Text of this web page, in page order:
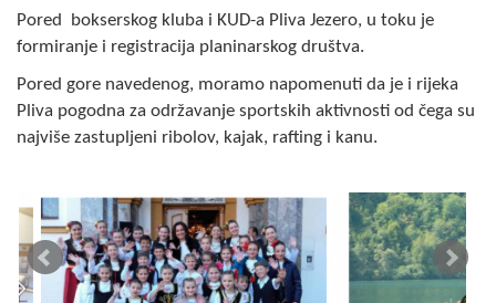
INFO
Vijesti
Aktivnosti
Obavještenja
Zaštita od požara
Pored bokserskog kluba i KUD-a Pliva Jezero, u toku je
formiranje i registracija planinarskog društva.
Pored gore navedenog, moramo napomenuti da je i rijeka
Pliva pogodna za održavanje sportskih aktivnosti od čega su
najviše zastupljeni ribolov, kajak, rafting i kanu.